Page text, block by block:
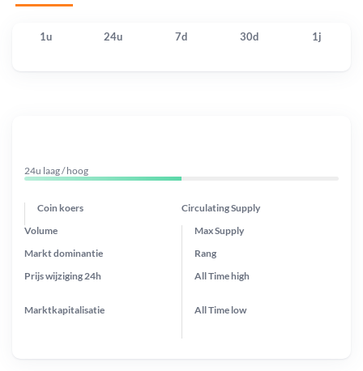
1u 24u 7d 30d 1j
24u laag / hoog
Coin koers Circulating Supply
Prijs wijziging 24h
Max Supply
Markt dominantie
Marktkapitalisatie
Volume
Rang
All Timehigh
All Time low